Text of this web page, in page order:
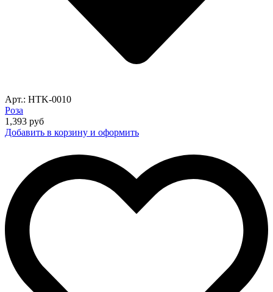
Арт.: HTK-0010
Роза
1,393 руб
Добавить в корзину и оформить